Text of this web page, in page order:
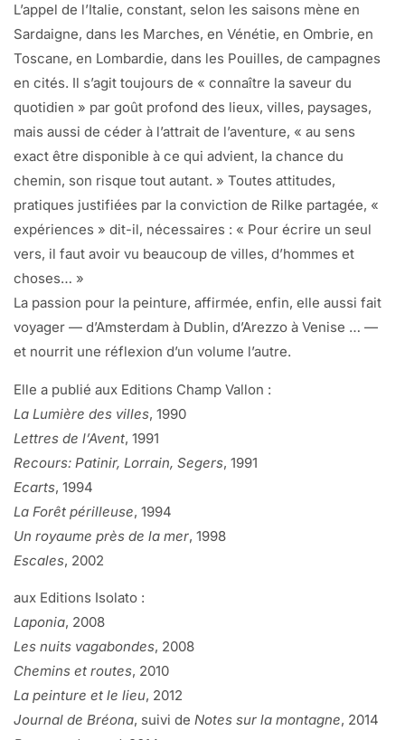
L’appel de l’Italie, constant, selon les saisons mène en
Sardaigne, dans les Marches, en Vénétie, en Ombrie, en
Toscane, en Lombardie, dans les Pouilles, de campagnes
en cités. Il s’agit toujours de « connaître la saveur du
quotidien » par goût profond des lieux, villes, paysages,
mais aussi de céder à l’attrait de l’aventure, « au sens
exact être disponible à ce qui advient, la chance du
chemin, son risque tout autant. » Toutes attitudes,
pratiques justifiées par la conviction de Rilke partagée, «
expériences » dit-il, nécessaires : « Pour écrire un seul
vers, il faut avoir vu beaucoup de villes, d’hommes et
choses… »
La passion pour la peinture, affirmée, enfin, elle aussi fait
voyager — d’Amsterdam à Dublin, d’Arezzo à Venise … —
et nourrit une réflexion d’un volume l’autre.
Elle a publié aux Editions Champ Vallon :
La Lumière des villes, 1990
Lettres de l’Avent, 1991
Recours: Patinir, Lorrain, Segers, 1991
Ecarts, 1994
La Forêt périlleuse, 1994
Un royaume près de la mer, 1998
Escales, 2002
aux Editions Isolato :
Laponia, 2008
Les nuits vagabondes, 2008
Chemins et routes, 2010
La peinture et le lieu, 2012
Journal de Bréona, suivi de Notes sur la montagne, 2014